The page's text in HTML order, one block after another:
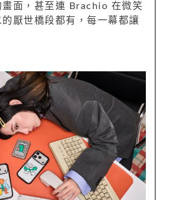
畫面，甚至連 Brachio 在微笑
厭世橋段都有，每一幕都讓